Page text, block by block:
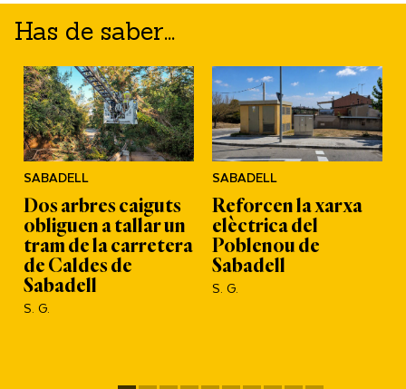
Has de saber...
SABADELL
Dos arbres caiguts
obliguen a tallar un
tram de la carretera
de Caldes de
Sabadell
S. G.
SABADELL
Reforcen la xarxa
elèctrica del
Poblenou de
Sabadell
S. G.